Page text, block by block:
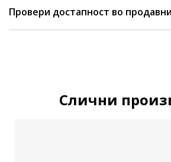
Провери достапност во
Слични